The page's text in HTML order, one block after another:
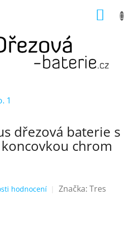
dřezová baterie s
chrom
hodnocení Značka: Tres